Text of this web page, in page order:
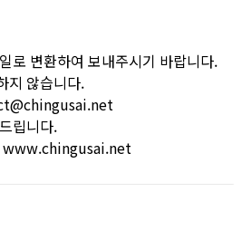
로 변환하여 보내주시기 바랍니다.
지 않습니다.
립니다.
www.chingusai.net